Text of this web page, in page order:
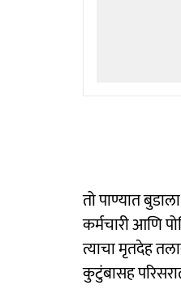
तो पाण्यात
कर्मचारी आणि
त्याचा मृतदेह
कुटुंबासह